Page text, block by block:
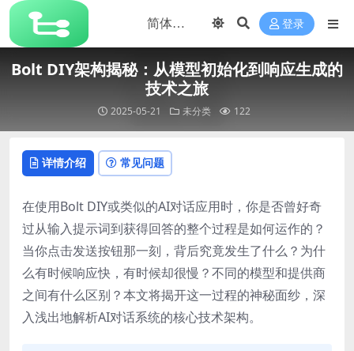
登录
Bolt DIY架构揭秘：从模型初始化到响应生成的
技术之旅
2025-05-21 未分类 122
详情介绍 常见问题
在使用Bolt DIY或类似的AI对话应用时，你是否曾好奇
过从输入提示词到获得回答的整个过程是如何运作的？
当你点击发送按钮那一刻，背后究竟发生了什么？为什
么有时候响应快，有时候却很慢？不同的模型和提供商
之间有什么区别？本文将揭开这一过程的神秘面纱，深
入浅出地解析AI对话系统的核心技术架构。